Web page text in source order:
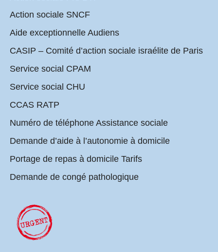
Action sociale SNCF
Aide exceptionnelle Audiens
CASIP – Comité d’action sociale israélite de Paris
Service social CPAM
Service social CHU
CCAS RATP
Numéro de téléphone Assistance sociale
Demande d’aide à l’autonomie à domicile
Portage de repas à domicile Tarifs
Demande de congé pathologique